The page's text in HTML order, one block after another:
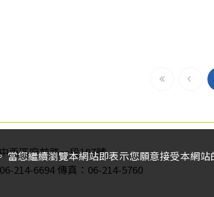
到
前
頁
西區府前路一段197號
214-6694 傳真：06-214-5760
您繼續瀏覽本網站即表示您願意接受本網